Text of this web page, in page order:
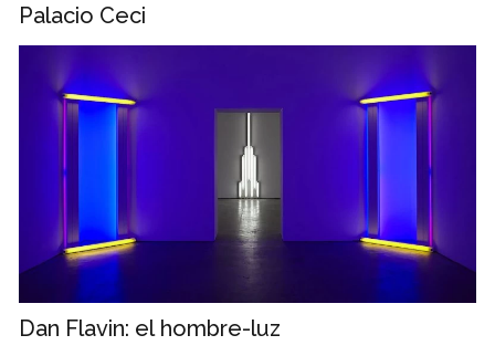
Palacio Ceci
Dan Flavin: el hombre-luz